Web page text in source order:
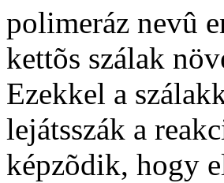
polimeráz nevû
kettõs szálak
Ezekkel a
lejátsszák a
képzõdik, hogy